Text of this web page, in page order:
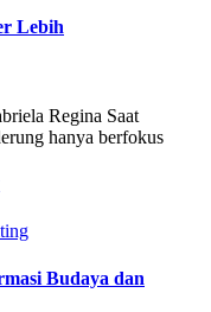
Lebih
Regina Saat
hanya berfokus
Budaya dan